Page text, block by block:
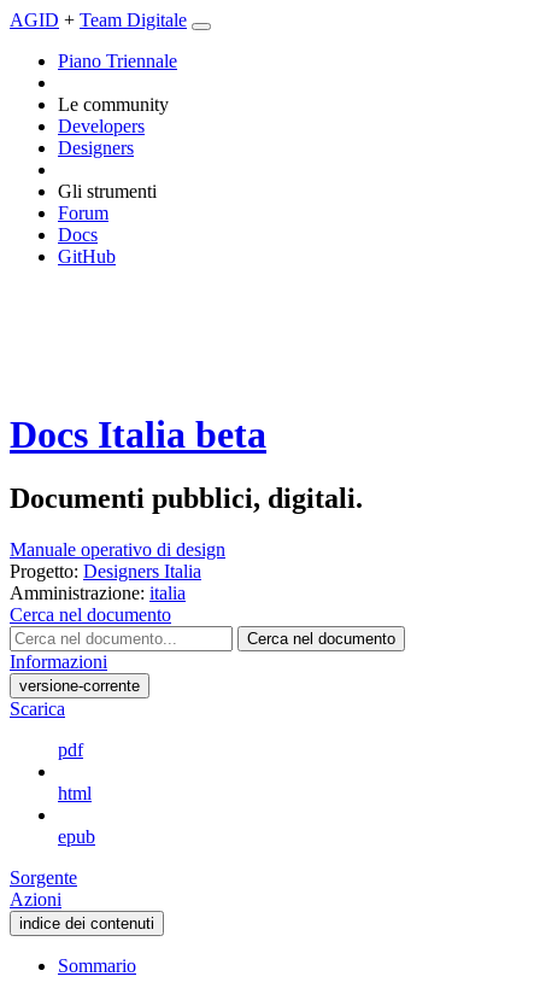
AGID + Team Digitale
Piano Triennale
Le community
Developers
Designers
Gli strumenti
Forum
Docs
GitHub
Docs Italia beta
Documenti pubblici, digitali.
Manuale operativo di design
Progetto: Designers Italia
Amministrazione: italia
Cerca nel documento
Cerca nel documento
Informazioni
versione-corrente
Scarica
pdf
html
epub
Sorgente
Azioni
indice dei contenuti
Sommario